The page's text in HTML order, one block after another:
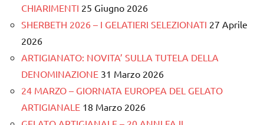
CHIARIMENTI 25 Giugno 2026
SHERBETH 2026 – I GELATIERI SELEZIONATI 27 Aprile
2026
ARTIGIANATO: NOVITA’ SULLA TUTELA DELLA
DENOMINAZIONE 31 Marzo 2026
24 MARZO – GIORNATA EUROPEA DEL GELATO
ARTIGIANALE 18 Marzo 2026